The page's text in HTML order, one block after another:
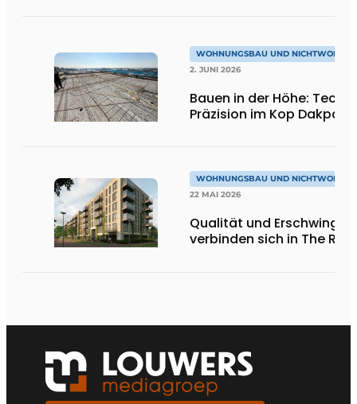
WOHNUNGSBAU UND
2. JUNI 2026
Bauen in der Höhe:
Präzision im Kop Dakpark
WOHNUNGSBAU UND
22 MAI 2026
Qualität und
verbinden sich in The